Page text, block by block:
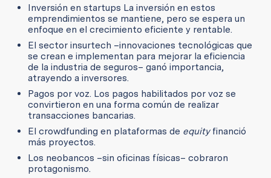
Inversión en startups La inversión en estos
emprendimientos se mantiene, pero se espera un
enfoque en el crecimiento eficiente y rentable.
El sector insurtech –innovaciones tecnológicas que
se crean e implementan para mejorar la eficiencia
de la industria de seguros– ganó importancia,
atrayendo a inversores.
Pagos por voz. Los pagos habilitados por voz se
convirtieron en una forma común de realizar
transacciones bancarias.
El crowdfunding en plataformas de equityfinanció
más proyectos.
Los neobancos –sin oficinas físicas– cobraron
protagonismo.